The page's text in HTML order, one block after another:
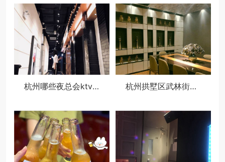
杭州哪些夜总会ktv招聘商务模特,薪资待遇包括基本工资外还有其他福利吗？ 杭州拱墅区武林街道附近酒吧招聘点歌公主,过年放假吗？